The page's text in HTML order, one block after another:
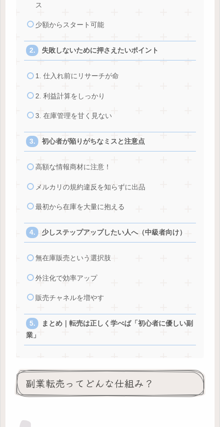
ス
少額からスタート可能
失敗しないために押さえたいポイント
1. 仕入れ前にリサーチが命
2. 利益計算をしっかり
3. 在庫管理を甘く見ない
初心者が陥りがちなミスと注意点
高額な情報商材に注意！
メルカリの規約違反を知らずに出品
最初から在庫を大量に抱える
少しステップアップしたい人へ（中級者向け）
無在庫販売という選択肢
外注化で効率アップ
販売チャネルを増やす
まとめ｜転売は正しく学べば「初心者に優しい副
業」
副業転売ってどんな仕組み？